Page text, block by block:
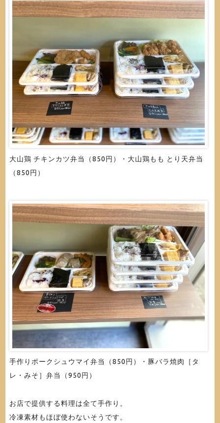
大山鶏 チキンカツ弁当（850円）・大山鶏もも とり天弁当
（850円）
手作りポークシュウマイ弁当（850円）・豚バラ焼肉［タ
レ・みそ］弁当（950円）
お店で提供する料理は全て手作り。
冷凍素材もほぼ使わないそうです。